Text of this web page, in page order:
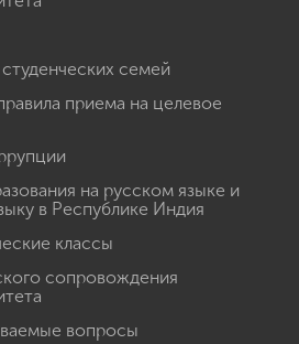
семей
приема на целевое
на русском языке и
в Республике Индия
классы
сопровождения
вопросы